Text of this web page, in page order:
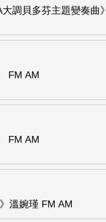
調貝多芬主題變奏曲》
FM AM
FM AM
溫婉瑾 FM AM